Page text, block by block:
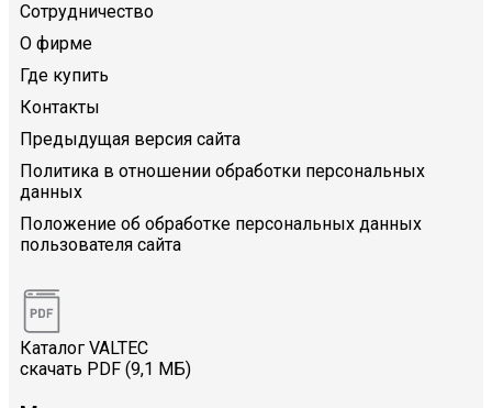
Сотрудничество
О фирме
Где купить
Контакты
Предыдущая версия сайта
Политика в отношении обработки персональных
данных
Положение об обработке персональных данных
пользователя сайта
Каталог VALTEC
скачать PDF (9,1 МБ)